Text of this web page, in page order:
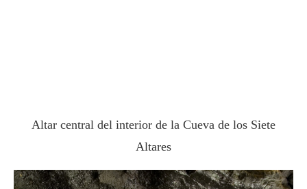
Altar central del interior de la Cueva de los Siete
Altares